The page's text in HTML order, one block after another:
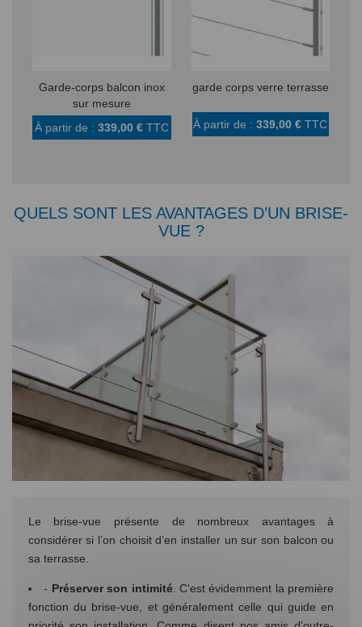
Garde-corps balcon inox
sur mesure
À partir de : 339,00 € TTC
garde corps verre terrasse
À partir de :339,00 € TTC
QUELS SONT LES AVANTAGES D’UN BRISE-
VUE ?
Le brise-vue présente de nombreux avantages à
considérer si l’on choisit d’en installer un sur son balcon ou
sa terrasse.
- Préserver son intimité. C'est évidemment la première
fonction du brise-vue, et généralement celle qui guide en